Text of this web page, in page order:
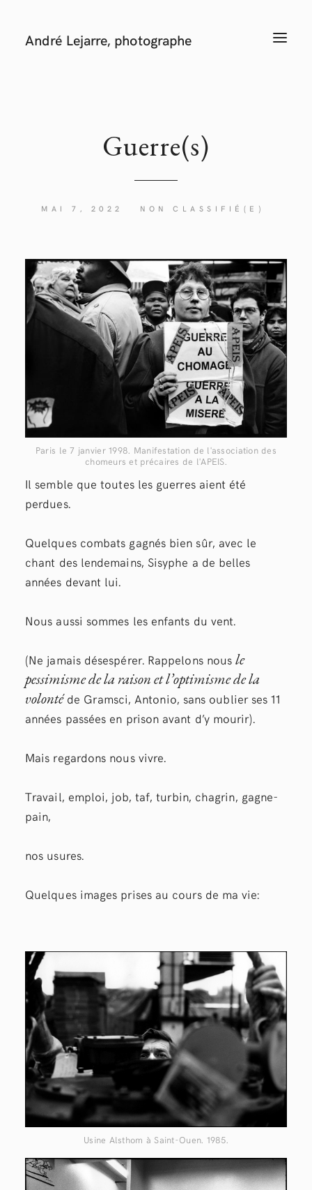
T
André Lejarre, photographe
Guerre(s)
MAI 7, 2022 NON CLASSIFIÉ(E)
Paris le 7 janvier 1998. Manifestation de l'association des
chomeurs et précaires de l'APEIS.
Il semble que toutes les guerres aient été
perdues.
Quelques combats gagnés bien sûr, avec le
chant des lendemains, Sisyphe a de belles
années devant lui.
Nous aussi sommes les enfants du vent.
(Ne jamais désespérer. Rappelons nousle
pessimisme de la raison et l’optimisme de la
volontéde Gramsci, Antonio, sans oublier ses 11
années passées en prison avant d’y mourir).
Mais regardons nous vivre.
Travail, emploi, job, taf, turbin, chagrin, gagne-
pain,
nos usures.
Quelques images prises au cours de ma vie:
Usine Alsthom à Saint-Ouen. 1985.